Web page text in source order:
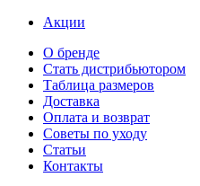
Акции
О бренде
Стать дистрибьютором
Таблица размеров
Доставка
Оплата и возврат
Советы по уходу
Статьи
Контакты